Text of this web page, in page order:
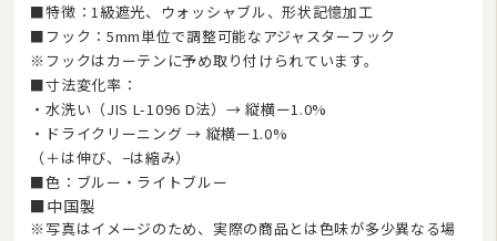
■特徴：1級遮光、ウォッシャブル、形状記憶加工
■フック：5mm単位で調整可能なアジャスターフック
※フックはカーテンに予め取り付けられています。
■寸法変化率：
・水洗い（JIS L-1096 D法）→ 縦横ー1.0%
・ドライクリーニング → 縦横ー1.0%
（＋は伸び、−は縮み）
■色：ブルー・ライトブルー
■中国製
※写真はイメージのため、実際の商品とは色味が多少異なる場
布団丸洗い（クリーニング）
特集